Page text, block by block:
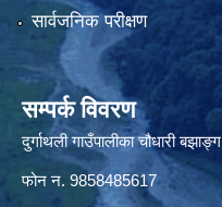
सार्वजनिक परीक्षण
सम्पर्क विवरण
दुर्गाथली गाउँपालीका चौधारी बझाङ्ग
फोन न.‌ 9858485617